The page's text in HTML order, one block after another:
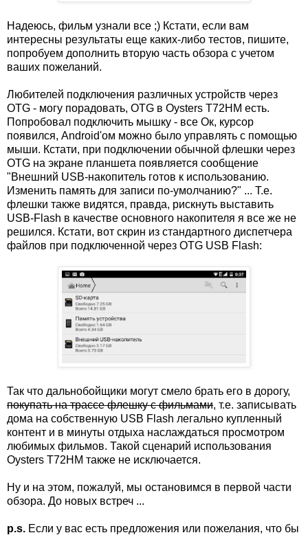
Надеюсь, фильм узнали все ;) Кстати, если вам
интересны результаты еще каких-либо тестов, пишите,
попробуем дополнить вторую часть обзора с учетом
ваших пожеланий.
Любителей подключения различных устройств через
OTG - могу порадовать, OTG в Oysters T72HM есть.
Попробовал подключить мышку - все Ок, курсор
появился, Android'ом можно было управлять с помощью
мыши. Кстати, при подключении обычной флешки через
OTG на экране планшета появляется сообщение
"Внешний USB-накопитель готов к использованию.
Изменить память для записи по-умолчанию?" ... Т.е.
флешки также видятся, правда, рискнуть выставить
USB-Flash в качестве основного накопителя я все же не
решился. Кстати, вот скрин из стандартного диспетчера
файлов при подключенной через OTG USB Flash:
Так что дальнобойщики могут смело брать его в дорогу,
покупать на трассе флешку с фильмами, т.е. записывать
дома на собственную USB Flash легально купленный
контент и в минуты отдыха наслаждаться просмотром
любимых фильмов. Такой сценарий использования
Oysters T72HM также не исключается.
Ну и на этом, пожалуй, мы остановимся в первой части
обзора. До новых встреч ...
p.s. Если у вас есть предложения или пожелания, что бы